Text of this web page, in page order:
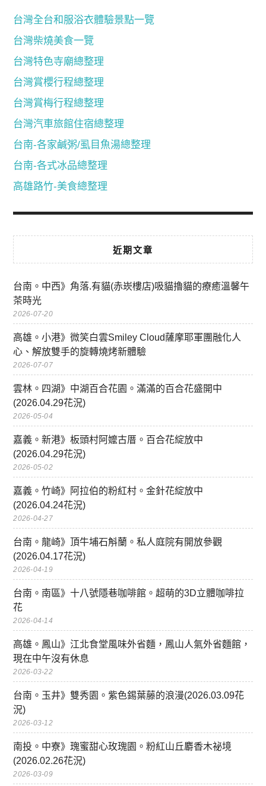
台灣全台和服浴衣體驗景點一覽
台灣柴燒美食一覽
台灣特色寺廟總整理
台灣賞櫻行程總整理
台灣賞梅行程總整理
台灣汽車旅館住宿總整理
台南-各家鹹粥/虱目魚湯總整理
台南-各式冰品總整理
高雄路竹-美食總整理
近期文章
台南。中西》角落.有貓(赤崁樓店)吸貓擼貓的療癒溫馨午
茶時光
2026-07-20
高雄。小港》微笑白雲Smiley Cloud薩摩耶軍團融化人
心、解放雙手的旋轉燒烤新體驗
2026-07-07
雲林。四湖》中湖百合花園。滿滿的百合花盛開中
(2026.04.29花況)
2026-05-04
嘉義。新港》板頭村阿嬤古厝。百合花綻放中
(2026.04.29花況)
2026-05-02
嘉義。竹崎》阿拉伯的粉紅村。金針花綻放中
(2026.04.24花況)
2026-04-27
台南。龍崎》頂牛埔石斛蘭。私人庭院有開放參觀
(2026.04.17花況)
2026-04-19
台南。南區》十八號隱巷咖啡館。超萌的3D立體咖啡拉
花
2026-04-14
高雄。鳳山》江北食堂風味外省麵，鳳山人氣外省麵館，
現在中午沒有休息
2026-03-22
台南。玉井》雙秀園。紫色錫葉藤的浪漫(2026.03.09花
況)
2026-03-12
南投。中寮》瑰蜜甜心玫瑰園。粉紅山丘麝香木祕境
(2026.02.26花況)
2026-03-09